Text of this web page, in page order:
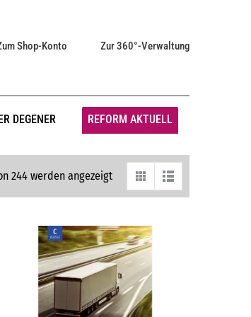
Shop-Konto Zur 360°-Verwaltung
DEGENER REFORM AKTUELL
244 werden angezeigt